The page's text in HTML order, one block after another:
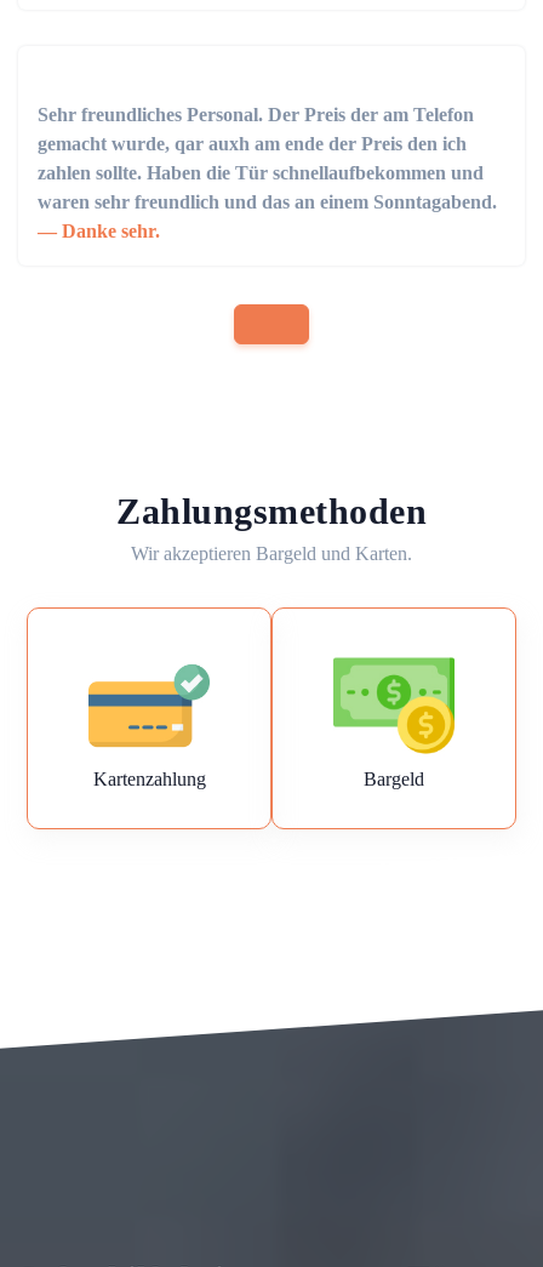
Sehr freundliches Personal. Der Preis der am Telefon
gemacht wurde, qar auxh am ende der Preis den ich
zahlen sollte. Haben die Tür schnellaufbekommen und
waren sehr freundlich und das an einem Sonntagabend.
Danke sehr.
Zahlungsmethoden
Wir akzeptieren Bargeld und Karten.
Kartenzahlung Bargeld